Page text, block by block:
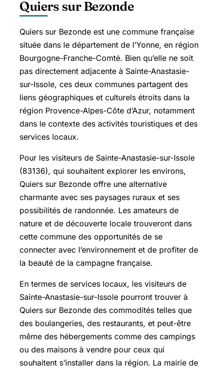
Quiers sur Bezonde
Quiers sur Bezonde est une commune française
située dans le département de l’Yonne, en région
Bourgogne-Franche-Comté. Bien qu’elle ne soit
pas directement adjacente à Sainte-Anastasie-
sur-Issole, ces deux communes partagent des
liens géographiques et culturels étroits dans la
région Provence-Alpes-Côte d’Azur, notamment
dans le contexte des activités touristiques et des
services locaux.
Pour les visiteurs de Sainte-Anastasie-sur-Issole
(83136), qui souhaitent explorer les environs,
Quiers sur Bezonde offre une alternative
charmante avec ses paysages ruraux et ses
possibilités de randonnée. Les amateurs de
nature et de découverte locale trouveront dans
cette commune des opportunités de se
connecter avec l’environnement et de profiter de
la beauté de la campagne française.
En termes de services locaux, les visiteurs de
Sainte-Anastasie-sur-Issole pourront trouver à
Quiers sur Bezonde des commodités telles que
des boulangeries, des restaurants, et peut-être
même des hébergements comme des campings
ou des maisons à vendre pour ceux qui
souhaitent s’installer dans la région. La mairie de